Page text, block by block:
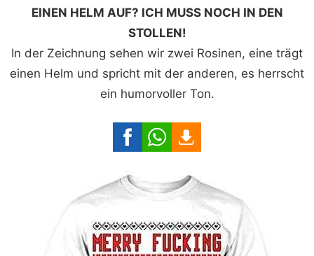
EINEN HELM AUF? ICH MUSS NOCH IN DEN
STOLLEN!
In der Zeichnung sehen wir zwei Rosinen, eine trägt
einen Helm und spricht mit der anderen, es herrscht
ein humorvoller Ton.